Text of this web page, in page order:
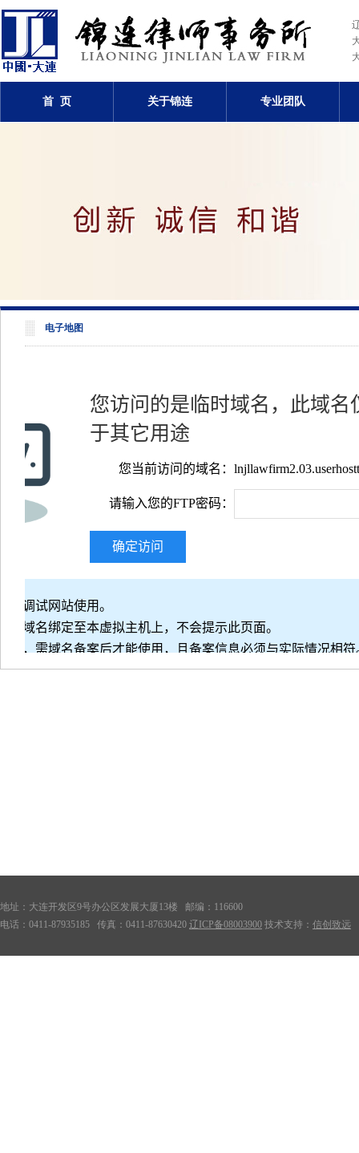
首 页 关于锦连 专业团队
电子地图
地址：大连开发区9号办公区发展大厦13楼 邮编：116600
电话：0411-87935185 传真：0411-87630420 辽ICP备08003900 技术支持： 信创致远